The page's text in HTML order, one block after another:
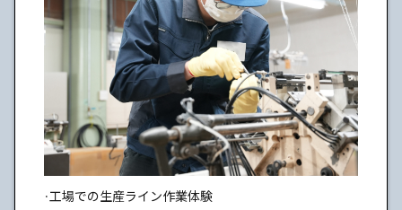
・工場での生産ライン作業体験